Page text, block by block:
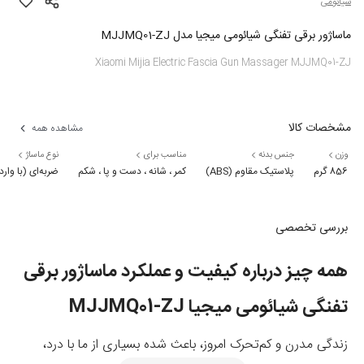
ماساژور برقی تفنگی شیائومی میجیا مدل MJJMQ01-ZJ
Xiaomi Mijia Electric Fascia Gun Massager MJJMQ01-ZJ
مشخصات کالا مشاهده همه
وزن
856 گرم
جنس بدنه
پلاستیک مقاوم (ABS)
مناسب برای
کمر ، شانه ، دست و پا ، شکم
نوع ماساژ
ضربه‌ای (با
بررسی تخصصی
همه چیز درباره کیفیت و عملکرد ماساژور برقی
تفنگی شیائومی میجیا MJJMQ01-ZJ
زندگی مدرن و کم‌تحرک امروز، باعث شده بسیاری از ما با درد،